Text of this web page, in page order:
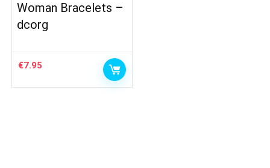
Woman Bracelets –
dcorg
€7.95